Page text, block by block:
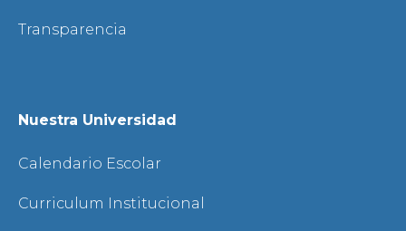
Transparencia
Nuestra Universidad
Calendario Escolar
Curriculum Institucional